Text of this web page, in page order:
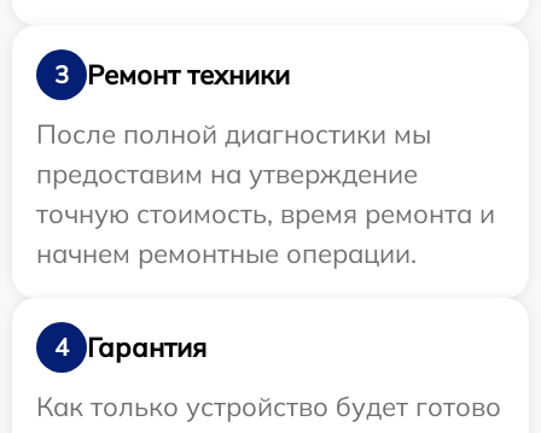
3
Ремонт техники
После полной диагностики мы
предоставим на утверждение
точную стоимость, время ремонта и
начнем ремонтные операции.
4
Гарантия
Как только устройство будет готово